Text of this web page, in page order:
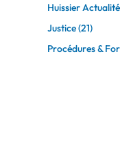
Huissier
Justice(21)
Procédures &